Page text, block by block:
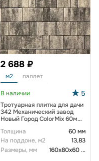
2 688 ₽
м2 паллет
В наличии 5
Тротуарная плитка для дачи
342 Механический завод
Новый Город ColorMix 60мм
Толщина
60 мм
На поддоне, м2
13,83
Размеры, мм
160х80х60...